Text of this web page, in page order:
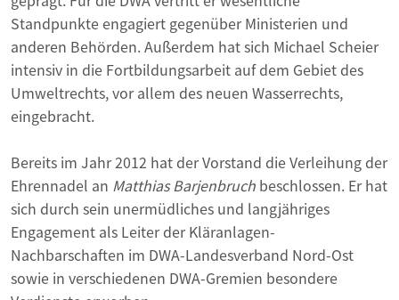
Standpunkte engagiert gegenüber Ministerien und
anderen Behörden. Außerdem hat sich Michael Scheier
intensiv in die Fortbildungsarbeit auf dem Gebiet des
Umweltrechts, vor allem des neuen Wasserrechts,
eingebracht.
Bereits im Jahr 2012 hat der Vorstand die Verleihung der
Ehrennadel an Matthias Barjenbruch beschlossen. Er hat
sich durch sein unermüdliches und langjähriges
Engagement als Leiter der Kläranlagen-
Nachbarschaften im DWA-Landesverband Nord-Ost
sowie in verschiedenen DWA-Gremien besondere